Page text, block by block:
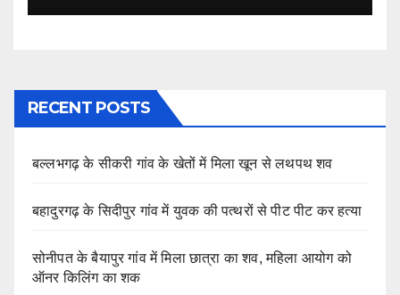
RECENT POSTS
बल्लभगढ़ के सीकरी गांव के खेतों में मिला खून से लथपथ शव
बहादुरगढ़ के सिदीपुर गांव में युवक की पत्थरों से पीट पीट कर हत्या
सोनीपत के बैयापुर गांव में मिला छात्रा का शव, महिला आयोग को
ऑनर किलिंग का शक